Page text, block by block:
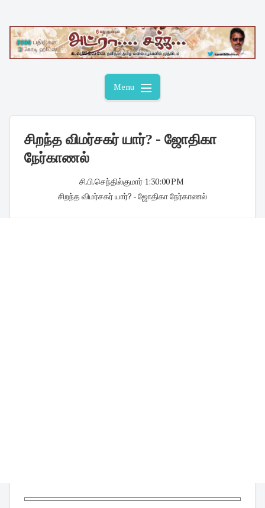
content
Menu
சிறந்த விமர்சகர் யார்? - ஜோதிகா
நேர்காணல்
சி.பி.செந்தில்குமார் 1:30:00 PM
சிறந்த விமர்சகர் யார்? - ஜோதிகா நேர்காணல்